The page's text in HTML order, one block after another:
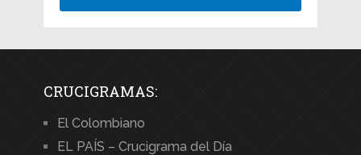
CRUCIGRAMAS:
El Colombiano
EL PAÍS – Crucigrama del Día